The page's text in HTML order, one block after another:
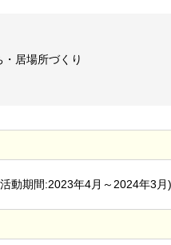
居場所づくり
動期間:2023年4月～2024年3月)